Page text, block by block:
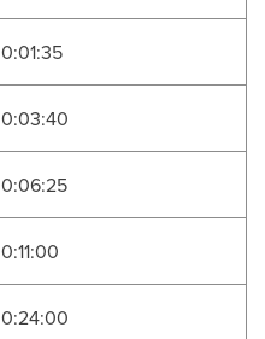
0:01:35
0:03:40
0:06:25
0:11:00
0:24:00